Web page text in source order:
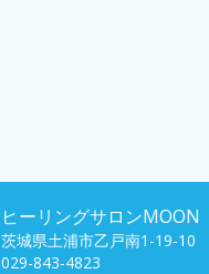
ヒーリングサロンMOON
茨城県土浦市乙戸南1-19-10
029-843-4823